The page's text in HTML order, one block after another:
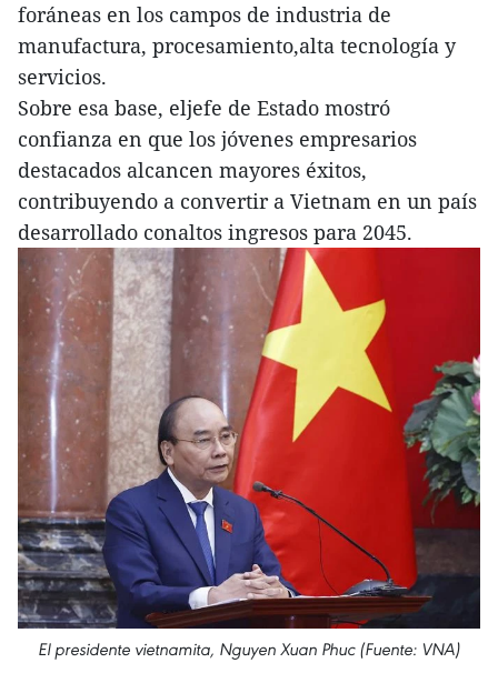
foráneas en los campos de industria de
manufactura, procesamiento,alta tecnología y
servicios.
Sobre esa base, eljefe de Estado mostró
confianza en que los jóvenes empresarios
destacados alcancen mayores éxitos,
contribuyendo a convertir a Vietnam en un país
desarrollado conaltos ingresos para 2045.
El presidente vietnamita, Nguyen Xuan Phuc (Fuente: VNA)